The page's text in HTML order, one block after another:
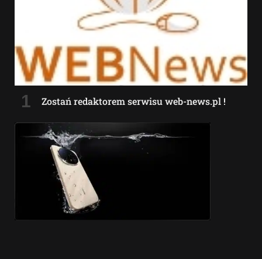
Zostań redaktorem serwisu web-news.pl !